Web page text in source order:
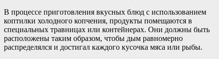
В процессе приготовления вкусных блюд с использованием
коптилки холодного копчения, продукты помещаются в
специальных травницах или контейнерах. Они должны быть
расположены таким образом, чтобы дым равномерно
распределялся и достигал каждого кусочка мяса или рыбы.